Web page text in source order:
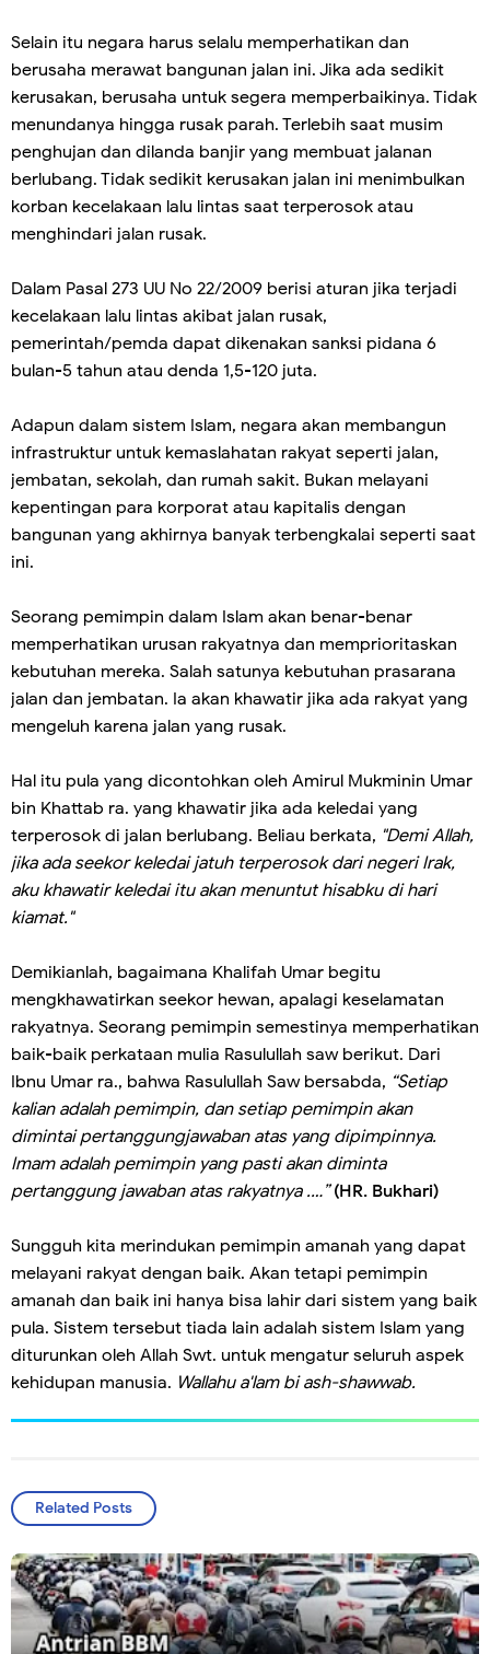
Selain itu negara harus selalu memperhatikan dan
berusaha merawat bangunan jalan ini. Jika ada sedikit
kerusakan, berusaha untuk segera memperbaikinya. Tidak
menundanya hingga rusak parah. Terlebih saat musim
penghujan dan dilanda banjir yang membuat jalanan
berlubang. Tidak sedikit kerusakan jalan ini menimbulkan
korban kecelakaan lalu lintas saat terperosok atau
menghindari jalan rusak.
Dalam Pasal 273 UU No 22/2009 berisi aturan jika terjadi
kecelakaan lalu lintas akibat jalan rusak,
pemerintah/pemda dapat dikenakan sanksi pidana 6
bulan-5 tahun atau denda 1,5-120 juta.
Adapun dalam sistem Islam, negara akan membangun
infrastruktur untuk kemaslahatan rakyat seperti jalan,
jembatan, sekolah, dan rumah sakit. Bukan melayani
kepentingan para korporat atau kapitalis dengan
bangunan yang akhirnya banyak terbengkalai seperti saat
ini.
Seorang pemimpin dalam Islam akan benar-benar
memperhatikan urusan rakyatnya dan memprioritaskan
kebutuhan mereka. Salah satunya kebutuhan prasarana
jalan dan jembatan. Ia akan khawatir jika ada rakyat yang
mengeluh karena jalan yang rusak.
Hal itu pula yang dicontohkan oleh Amirul Mukminin Umar
bin Khattab ra. yang khawatir jika ada keledai yang
terperosok di jalan berlubang. Beliau berkata, "Demi Allah,
jika ada seekor keledai jatuh terperosok dari negeri Irak,
aku khawatir keledai itu akan menuntut hisabku di hari
kiamat."
Demikianlah, bagaimana Khalifah Umar begitu
mengkhawatirkan seekor hewan, apalagi keselamatan
rakyatnya. Seorang pemimpin semestinya memperhatikan
baik-baik perkataan mulia Rasulullah saw berikut. Dari
Ibnu Umar ra., bahwa Rasulullah Saw bersabda, “Setiap
kalian adalah pemimpin, dan setiap pemimpin akan
dimintai pertanggungjawaban atas yang dipimpinnya.
Imam adalah pemimpin yang pasti akan diminta
pertanggung jawaban atas rakyatnya .…” (HR. Bukhari)
Sungguh kita merindukan pemimpin amanah yang dapat
melayani rakyat dengan baik. Akan tetapi pemimpin
amanah dan baik ini hanya bisa lahir dari sistem yang baik
pula. Sistem tersebut tiada lain adalah sistem Islam yang
diturunkan oleh Allah Swt. untuk mengatur seluruh aspek
kehidupan manusia. Wallahu a'lam bi ash-shawwab.
Related Posts